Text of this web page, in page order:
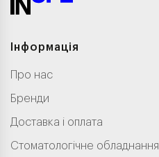
Інформація
Про нас
Бренди
Доставка і оплата
Стоматологічне обладнання